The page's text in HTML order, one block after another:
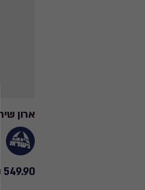
ארון
549.90
549.90 ₪